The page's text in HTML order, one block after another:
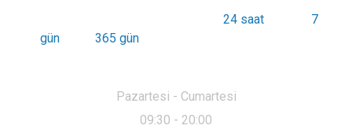
24 saathaftada 7
gün
365 gün
Pazartesi - Cumartesi
09:30 - 20:00